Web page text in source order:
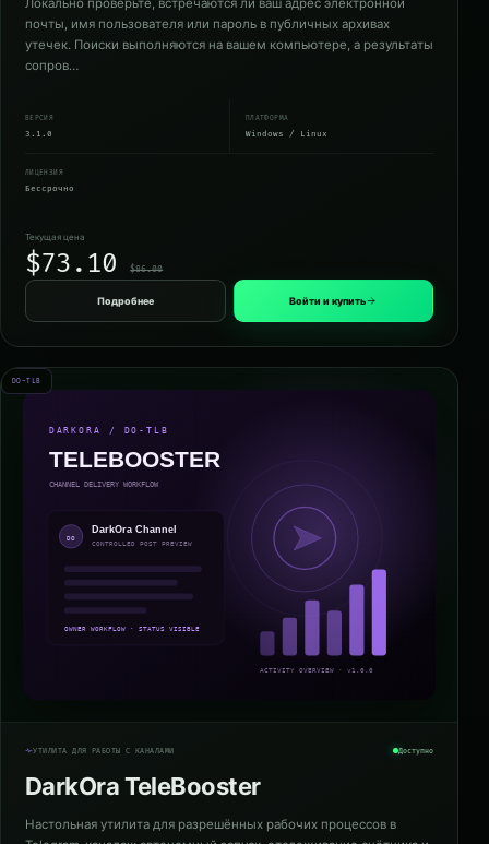
Локально проверьте, встречаются ли ваш адрес электронной
почты, имя пользователя или пароль в публичных архивах
утечек. Поиски выполняются на вашем компьютере, а результаты
сопров…
ВЕРСИЯ
3.1.0
ПЛАТФОРМА
Windows / Linux
ЛИЦЕНЗИЯ
Бессрочно
Текущая цена
$73.10 $86.00
Подробнее Войти и купить
DO-TLB
УТИЛИТА ДЛЯ РАБОТЫ С КАНАЛАМИ Доступно
DarkOra TeleBooster
Настольная утилита для разрешённых рабочих процессов в